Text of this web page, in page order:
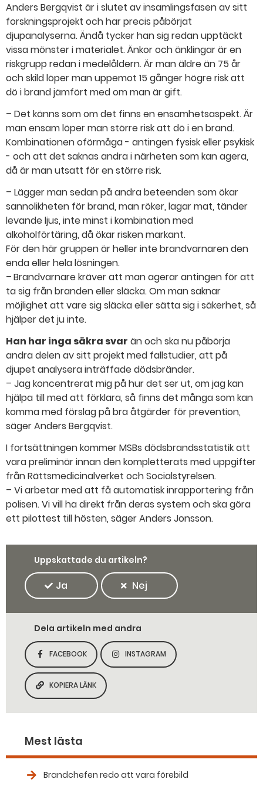
Anders Bergqvist är i slutet av insamlingsfasen av sitt
forskningsprojekt och har precis påbörjat
djupanalyserna. Ändå tycker han sig redan upptäckt
vissa mönster i materialet. Änkor och änklingar är en
riskgrupp redan i medelåldern. Är man äldre än 75 år
och skild löper man uppemot 15 gånger högre risk att
dö i brand jämfört med om man är gift.
– Det känns som om det finns en ensamhetsaspekt. Är
man ensam löper man större risk att dö i en brand.
Kombinationen oförmåga - antingen fysisk eller psykisk
- och att det saknas andra i närheten som kan agera,
då är man utsatt för en större risk.
– Lägger man sedan på andra beteenden som ökar
sannolikheten för brand, man röker, lagar mat, tänder
levande ljus, inte minst i kombination med
alkoholförtäring, då ökar risken markant.
För den här gruppen är heller inte brandvarnaren den
enda eller hela lösningen.
– Brandvarnare kräver att man agerar antingen för att
ta sig från branden eller släcka. Om man saknar
möjlighet att vare sig släcka eller sätta sig i säkerhet, så
hjälper det ju inte.
Han har inga säkra svar än och ska nu påbörja
andra delen av sitt projekt med fallstudier, att på
djupet analysera inträffade dödsbränder.
– Jag koncentrerat mig på hur det ser ut, om jag kan
hjälpa till med att förklara, så finns det många som kan
komma med förslag på bra åtgärder för prevention,
säger Anders Bergqvist.
I fortsättningen kommer MSBs dödsbrandsstatistik att
vara preliminär innan den kompletterats med uppgifter
från Rättsmedicinalverket och Socialstyrelsen.
– Vi arbetar med att få automatisk inrapportering från
polisen. Vi vill ha direkt från deras system och ska göra
ett pilottest till hösten, säger Anders Jonsson.
Uppskattade du artikeln?
Ja Nej
Dela artikeln med andra
DELA SIDAN PÅ
FACEBOOK
DELA SIDAN PÅ
INSTAGRAM
KOPIERA SIDANS LÄNK
KOPIERA LÄNK
Mest lästa
Brandchefen redo att vara förebild